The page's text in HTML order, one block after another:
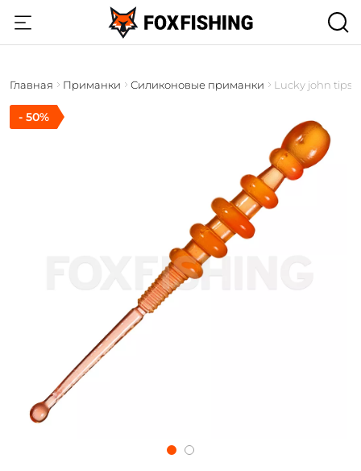
Главная Приманки Силиконовые приманки Lucky john
- 50%